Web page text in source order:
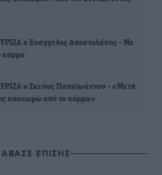
ο Ευάγγελος Αποστολάκης - Με
κόμμα
ο Σκεύος Παπαϊωάννου - «Μετά
αποχωρώ από το κόμμα»
ΕΠΙΣΗΣ